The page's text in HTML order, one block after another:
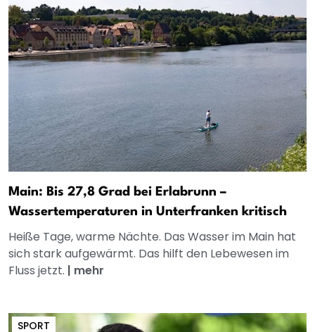
Main: Bis 27,8 Grad bei Erlabrunn –
Wassertemperaturen in Unterfranken kritisch
Heiße Tage, warme Nächte. Das Wasser im Main hat
sich stark aufgewärmt. Das hilft den Lebewesen im
Fluss jetzt. | mehr
SPORT